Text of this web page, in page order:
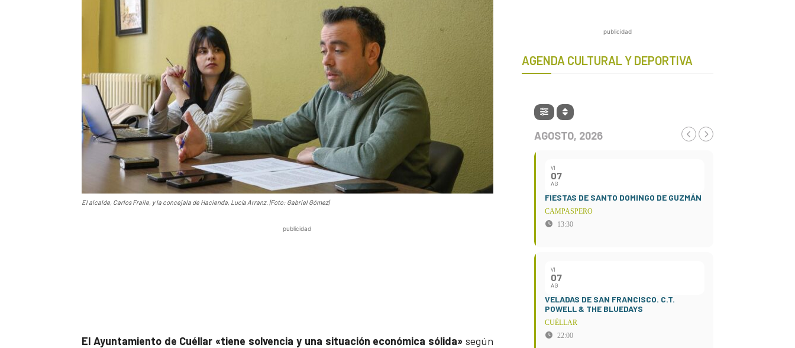
El alcalde, Carlos Fraile, y la concejala de Hacienda, Lucía Arranz. |Foto: Gabriel Gómez|
publicidad
El Ayuntamiento de Cuéllar «tiene solvencia y una situación económica sólida» según
publicidad
AGENDA CULTURAL Y DEPORTIVA
AGOSTO, 2026
VI
07
AG
FIESTAS DE SANTO DOMINGO DE GUZMÁN
CAMPASPERO
13:30
VI
07
AG
VELADAS DE SAN FRANCISCO. C.T.
POWELL & THE BLUEDAYS
CUÉLLAR
22:00